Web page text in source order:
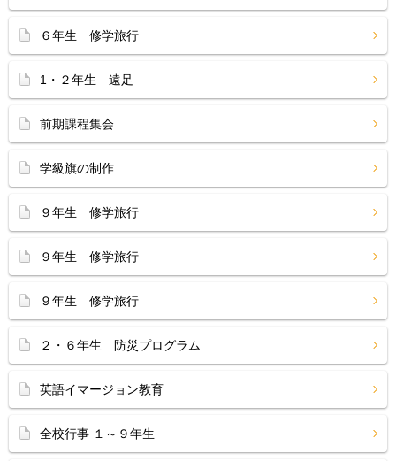
６年生 修学旅行
1・２年生 遠足
前期課程集会
学級旗の制作
９年生 修学旅行
９年生 修学旅行
９年生 修学旅行
２・６年生 防災プログラム
英語イマージョン教育
全校行事 １～９年生